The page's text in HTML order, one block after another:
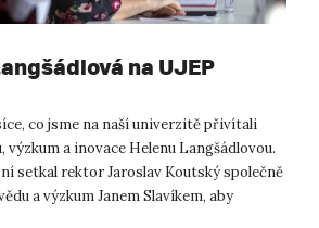
na UJEP
co jsme na naší univerzitě přivítali
a inovace Helenu Langšádlovou.
ní setkal rektor Jaroslav Koutský společně
a výzkum Janem Slavíkem, aby